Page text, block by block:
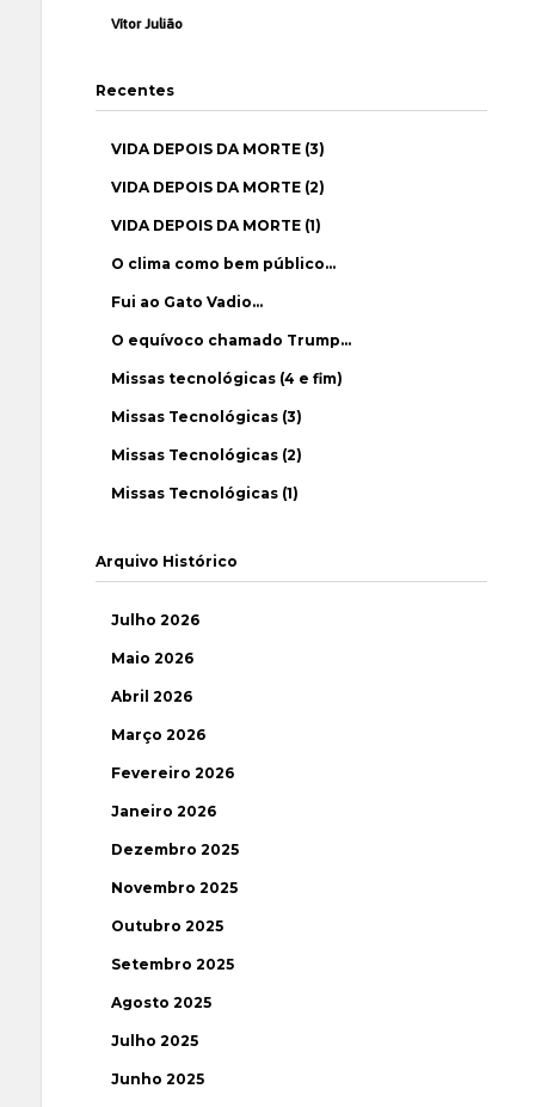
Vítor Julião
Recentes
VIDA DEPOIS DA MORTE (3)
VIDA DEPOIS DA MORTE (2)
VIDA DEPOIS DA MORTE (1)
O clima como bem público…
Fui ao Gato Vadio…
O equívoco chamado Trump…
Missas tecnológicas (4 e fim)
Missas Tecnológicas (3)
Missas Tecnológicas (2)
Missas Tecnológicas (1)
Arquivo Histórico
Julho 2026
Maio 2026
Abril 2026
Março 2026
Fevereiro 2026
Janeiro 2026
Dezembro 2025
Novembro 2025
Outubro 2025
Setembro 2025
Agosto 2025
Julho 2025
Junho 2025